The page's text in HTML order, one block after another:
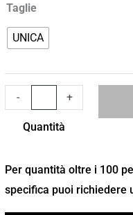
Taglie
UNICA
- +
Quantità
Per quantità oltre i 100
specifica puoi richiedere